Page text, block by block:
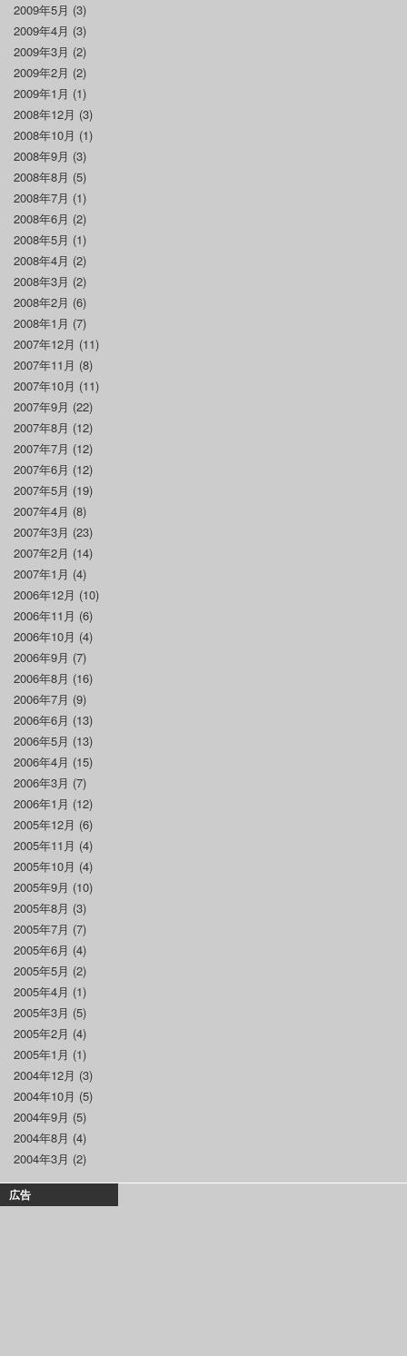
2009年5月 (3)
2009年4月 (3)
2009年3月 (2)
2009年2月 (2)
2009年1月 (1)
2008年12月 (3)
2008年10月 (1)
2008年9月 (3)
2008年8月 (5)
2008年7月 (1)
2008年6月 (2)
2008年5月 (1)
2008年4月 (2)
2008年3月 (2)
2008年2月 (6)
2008年1月 (7)
2007年12月 (11)
2007年11月 (8)
2007年10月 (11)
2007年9月 (22)
2007年8月 (12)
2007年7月 (12)
2007年6月 (12)
2007年5月 (19)
2007年4月 (8)
2007年3月 (23)
2007年2月 (14)
2007年1月 (4)
2006年12月 (10)
2006年11月 (6)
2006年10月 (4)
2006年9月 (7)
2006年8月 (16)
2006年7月 (9)
2006年6月 (13)
2006年5月 (13)
2006年4月 (15)
2006年3月 (7)
2006年1月 (12)
2005年12月 (6)
2005年11月 (4)
2005年10月 (4)
2005年9月 (10)
2005年8月 (3)
2005年7月 (7)
2005年6月 (4)
2005年5月 (2)
2005年4月 (1)
2005年3月 (5)
2005年2月 (4)
2005年1月 (1)
2004年12月 (3)
2004年10月 (5)
2004年9月 (5)
2004年8月 (4)
2004年3月 (2)
広告